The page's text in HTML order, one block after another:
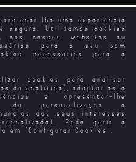
lhe uma experiência
segura. Utilizamos cookies
nos nossos websites ou
para o seu bom
necessários para a
cookies para analisar
de analítica), adaptar este
e apresentar-lhe
de personalização e
aos seus interesses
Pode gerir a
em " Configurar Cookies ".